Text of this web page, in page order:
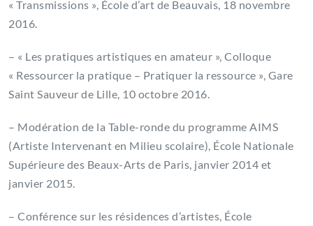
« Transmissions », École d’art de Beauvais, 18 novembre
2016.
– « Les pratiques artistiques en amateur », Colloque
« Ressourcer la pratique – Pratiquer la ressource », Gare
Saint Sauveur de Lille, 10 octobre 2016.
– Modération de la Table-ronde du programme AIMS
(Artiste Intervenant en Milieu scolaire), École Nationale
Supérieure des Beaux-Arts de Paris, janvier 2014 et
janvier 2015.
– Conférence sur les résidences d’artistes, École